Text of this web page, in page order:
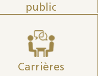
public
Carrières